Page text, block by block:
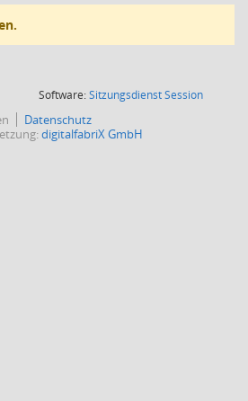
Software:SitzungsdienstSession(Wird in
Datenschutz
digitalfabriX GmbH